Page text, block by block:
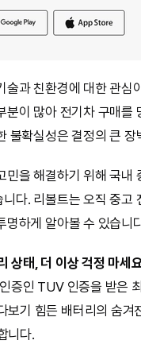
술과 친환경에 대한 관심
분이 많아 전기차 구매를
불확실성은 결정의 큰 장
민을 해결하기 위해 국
니다. 리볼트는 오직 중고
명하게 알아볼 수 있습니
상태, 더 이상 걱정 마세
증인 TUV 인증을 받은
보기 힘든 배터리의 숨겨
니다.